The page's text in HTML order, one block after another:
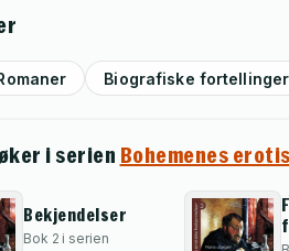
Biografiske fortellinger
i serien Bohemenes
Bekjendelser
Bok 2 i serien